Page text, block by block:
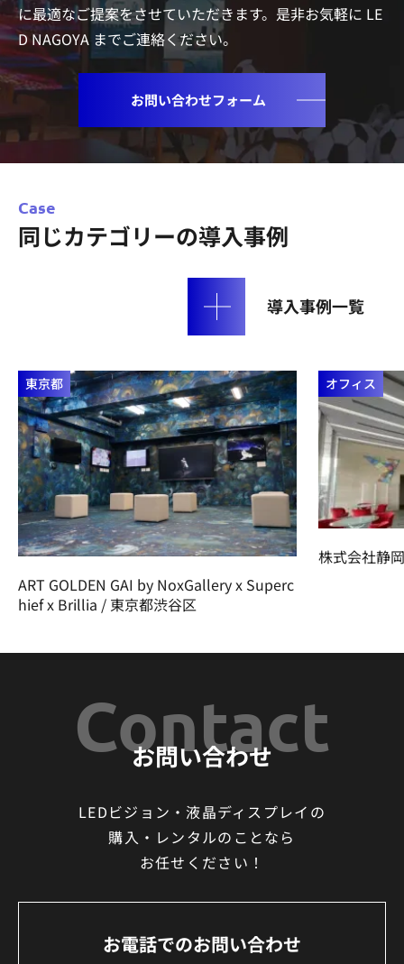
に最適なご提案をさせていただきます。是非お気軽に LE
D NAGOYA までご連絡ください。
お問い合わせフォーム
Case
同じカテゴリーの導入事例
導入事例一覧
GAI by NoxGallery x Superc
東京都渋谷区
オフィス
株式会社静岡朝日テレビ /
Contact
お問い合わせ
LEDビジョン・液晶ディスプレイの
購入・レンタルのことなら
お任せください！
お電話でのお問い合わせ